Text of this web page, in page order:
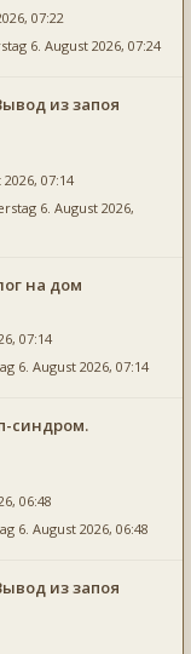
07:22
6. August 2026, 07:24
из запоя
07:14
6. August 2026,
на дом
07:14
6. August 2026, 07:14
синдром.
06:48
6. August 2026, 06:48
из запоя